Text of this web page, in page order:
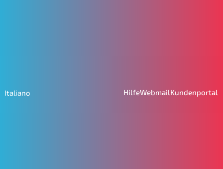
Italiano HilfeWebmailKundenportal